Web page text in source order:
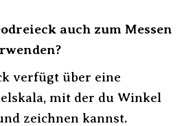
auch zum Messen
verfügt über eine
mit der du Winkel
zeichnen kannst.